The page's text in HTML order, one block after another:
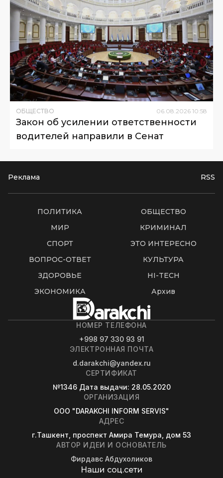
ОБЩЕСТВО 06 08 2026 10:58
Закон об усилении ответственности
водителей направили в Сенат
Реклама RSS
ПОЛИТИКА
ОБЩЕСТВО
МИР
КРИМИНАЛ
СПОРТ
ЭТО ИНТЕРЕСНО
ВОПРОС-ОТВЕТ
КУЛЬТУРА
ЗДОРОВЬЕ
HI-TECH
ЭКОНОМИКА
Архив
НОМЕР ТЕЛЕФОНА
+998 97 330 93 91
ЭЛЕКТРОННАЯ ПОЧТА
d.darakchi@yandex.ru
СЕРТИФИКАТ
№1346 Дата выдачи: 28.05.2020
ОРГАНИЗАЦИЯ
OOO "DARAKCHI INFORM SERVIS"
АДРЕС
г.Ташкент, проспект Амира Темура, дом 53
АВТОР ИДЕИ И ОСНОВАТЕЛЬ
Фирдавс Абдухоликов
Наши соц.сети